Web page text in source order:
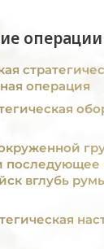
операции
операция
последующее
вглубь